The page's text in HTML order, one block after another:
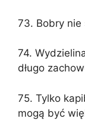
73. Bobry nie
74.
długo
75. Tylko
mogą być